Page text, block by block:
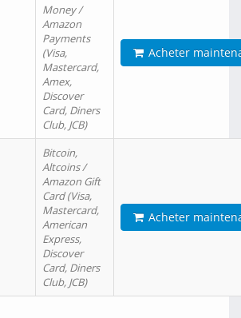
Money /
Amazon
Payments
(Visa,
Mastercard,
Amex,
Discover
Card, Diners
Club, JCB)
Acheter
Bitcoin,
Altcoins /
Amazon Gift
Card (Visa,
Mastercard,
American
Express,
Discover
Card, Diners
Club, JCB)
Acheter